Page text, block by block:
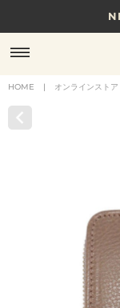
8/17(月)10
贈る相手や
HOME | オンラインストア